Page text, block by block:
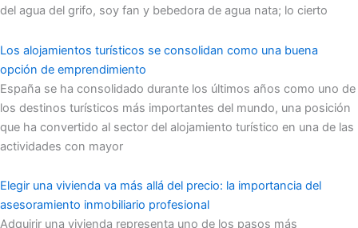
del agua del grifo, soy fan y bebedora de agua nata; lo cierto
Los alojamientos turísticos se consolidan como una buena
opción de emprendimiento
España se ha consolidado durante los últimos años como uno de
los destinos turísticos más importantes del mundo, una posición
que ha convertido al sector del alojamiento turístico en una de las
actividades con mayor
Elegir una vivienda va más allá del precio: la importancia del
asesoramiento inmobiliario profesional
Adquirir una vivienda representa uno de los pasos más